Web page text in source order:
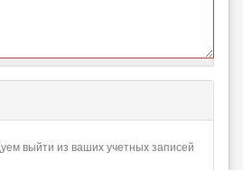
выйти из ваших учетных записей